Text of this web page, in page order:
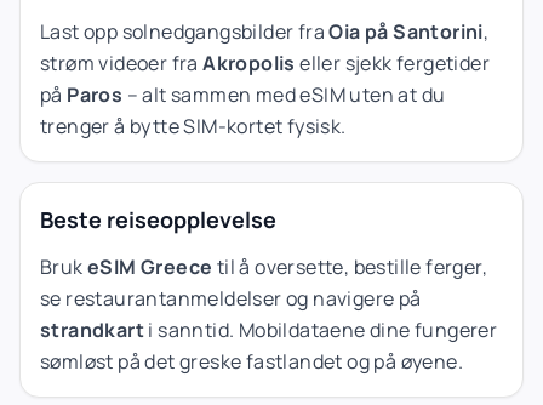
Last opp solnedgangsbilder fraOia på Santorini,
strøm videoer fraAkropolis eller sjekk fergetider
på Paros – alt sammen med eSIM uten at du
trenger å bytte SIM-kortet fysisk.
Beste reiseopplevelse
BrukeSIM Greece til å oversette, bestille ferger,
se restaurantanmeldelser og navigere på
strandkarti sanntid. Mobildataene dine fungerer
sømløst på det greske fastlandet og på øyene.